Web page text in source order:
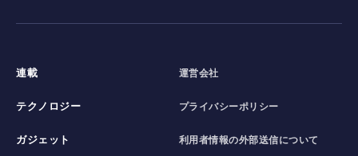
連載
テクノロジー
ガジェット
運営会社
プライバシーポリシー
利用者情報の外部送信について